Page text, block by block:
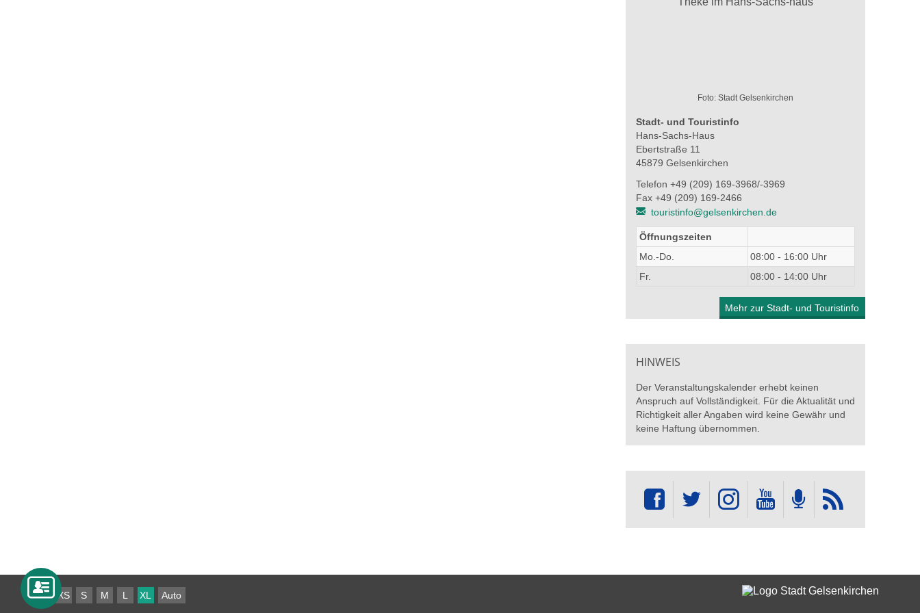
Foto: Stadt Gelsenkirchen
Stadt- und Touristinfo
Hans-Sachs-Haus
Ebertstraße 11
45879 Gelsenkirchen
Telefon +49 (209) 169-3968/-3969
Fax +49 (209) 169-2466
touristinfo@gelsenkirchen.de
Öffnungszeiten
Mo.-Do.
08:00 - 16:00 Uhr
Fr.
08:00 - 14:00 Uhr
Mehr zur Stadt- und Touristinfo
HINWEIS
Der Veranstaltungskalender erhebt keinen
Anspruch auf Vollständigkeit. Für die Aktualität und
Richtigkeit aller Angaben wird keine Gewähr und
keine Haftung übernommen.
XS S M L XL Auto